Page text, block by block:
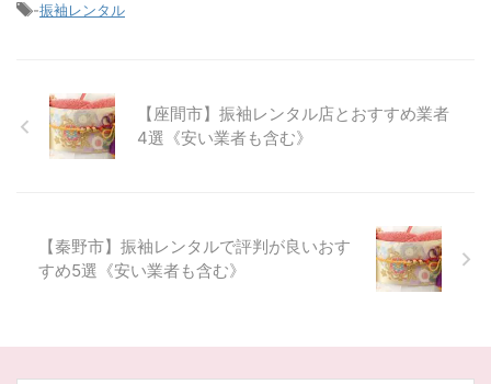
-振袖レンタル
【座間市】振袖レンタル店とおすすめ業者
4選《安い業者も含む》
【秦野市】振袖レンタルで評判が良いおす
すめ5選《安い業者も含む》